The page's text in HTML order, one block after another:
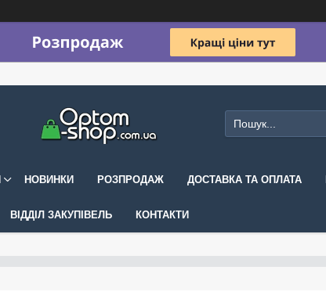
НОВИНКИ РОЗПРОДАЖ ДОСТАВКА ТА ОПЛАТА
ВІДДІЛ ЗАКУПІВЕЛЬ КОНТАКТИ